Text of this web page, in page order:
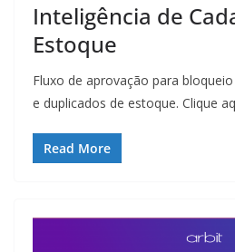
Inteligência de
Estoque
Fluxo de aprovação para
e duplicados de estoque. Clique
Read More